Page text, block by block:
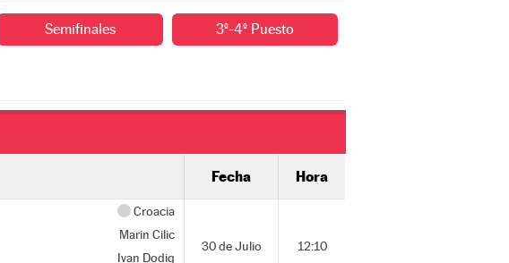
Semifinales 3º-4º Puesto
Fecha Hora
Croacia
Marin Cilic
Ivan Dodig
30 de Julio 12:10